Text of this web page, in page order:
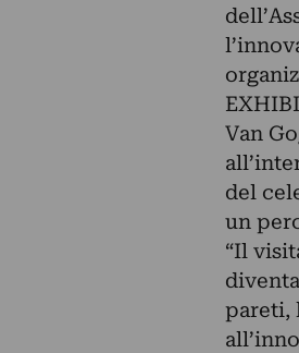
Van
del
un
“Il
pareti,